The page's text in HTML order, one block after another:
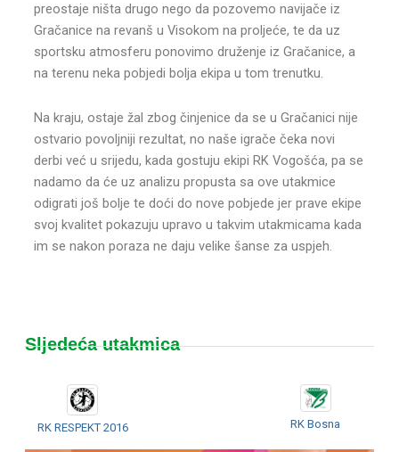
preostaje ništa drugo nego da pozovemo navijače iz
Gračanice na revanš u Visokom na proljeće, te da uz
sportsku atmosferu ponovimo druženje iz Gračanice, a
na terenu neka pobjedi bolja ekipa u tom trenutku.
Na kraju, ostaje žal zbog činjenice da se u Gračanici nije
ostvario povoljniji rezultat, no naše igrače čeka novi
derbi već u srijedu, kada gostuju ekipi RK Vogošća, pa se
nadamo da će uz analizu propusta sa ove utakmice
odigrati još bolje te doći do nove pobjede jer prave ekipe
svoj kvalitet pokazuju upravo u takvim utakmicama kada
im se nakon poraza ne daju velike šanse za uspjeh.
Sljedeća utakmica
RK RESPEKT 2016 RK Bosna